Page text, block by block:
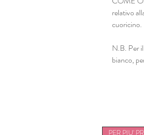
relativo
cuoricino.
N.B. Per
bianco,